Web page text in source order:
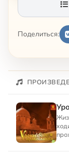
Поделиться: